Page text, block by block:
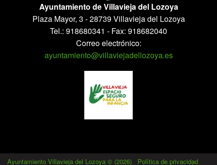
Ayuntamiento de Villavieja del Lozoya
Plaza Mayor, 3 - 28739 Villavieja del Lozoya
Tel.: 918680341 - Fax: 918682040
Correo electrónico:
ayuntamiento@villaviejadellozoya.es
Ayuntamiento Villavieja del Lozoya © (2026) Política de privacidad